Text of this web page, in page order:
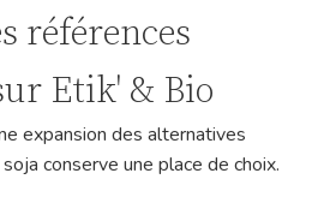
références
Etik' & Bio
expansion des alternatives
conserve une place de choix.